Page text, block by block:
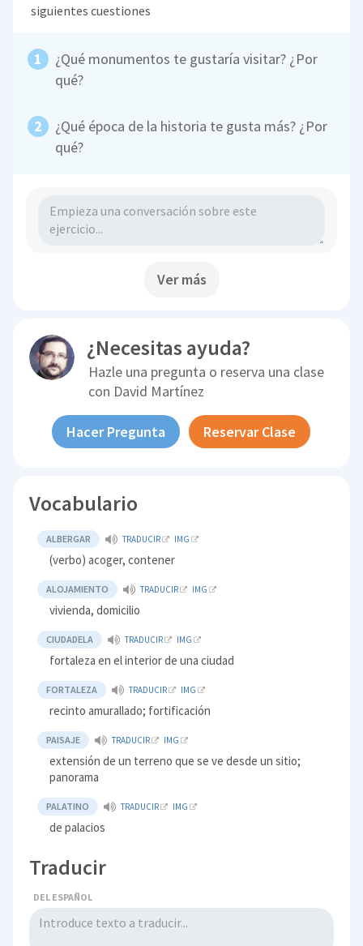
siguientes cuestiones
¿Qué monumentos te gustaría visitar? ¿Por
qué?
¿Qué época de la historia te gusta más? ¿Por
qué?
Ver más
¿Necesitas ayuda?
Hazle una pregunta o reserva una clase
con David Martínez
Hacer Pregunta Reservar Clase
Vocabulario
ALBERGAR TRADUCIR IMG
(verbo) acoger, contener
ALOJAMIENTO TRADUCIR IMG
vivienda, domicilio
CIUDADELA TRADUCIR IMG
fortaleza en el interior de una ciudad
FORTALEZA TRADUCIR IMG
recinto amurallado; fortificación
PAISAJE TRADUCIR IMG
extensión de un terreno que se ve desde un sitio;
panorama
PALATINO TRADUCIR IMG
de palacios
Traducir
DEL ESPAÑOL